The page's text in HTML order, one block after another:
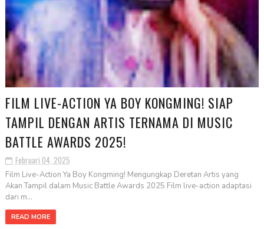
FILM LIVE-ACTION YA BOY KONGMING! SIAP
TAMPIL DENGAN ARTIS TERNAMA DI MUSIC
BATTLE AWARDS 2025!
Februari 04, 2025
Film Live-Action Ya Boy Kongming! Mengungkap Deretan Artis yang
Akan Tampil dalam Music Battle Awards 2025 Film live-action adaptasi
dari m...
READ MORE